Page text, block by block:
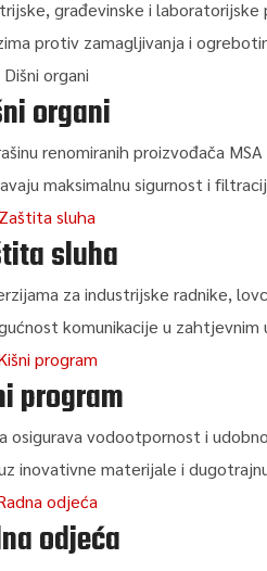
građevinske i
protiv zamagljivanja i
organi
renomiranih proizvođača
maksimalnu sigurnost i
sluha
za industrijske radnike,
komunikacije u zahtjevnim
program
vodootpornost i
inovativne materijale i
odjeća